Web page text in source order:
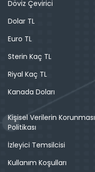
Döviz Çevirici
Dolar TL
Euro TL
Sterin Kaç TL
Riyal Kaç TL
Kanada Doları
Kişisel Verilerin Korunması
Politikası
İzleyici Temsilcisi
Kullanım Koşulları